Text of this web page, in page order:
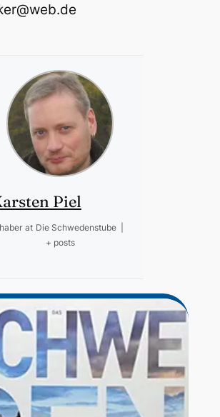
Piel
at Die Schwedenstube
+ posts